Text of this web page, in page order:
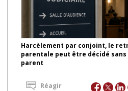
Harcèlement par conjoint, le
parentale peut être décidé sans
parent
Réagir